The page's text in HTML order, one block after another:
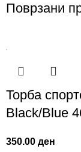
Поврзани
Торба
Black/Blue
350.00ден